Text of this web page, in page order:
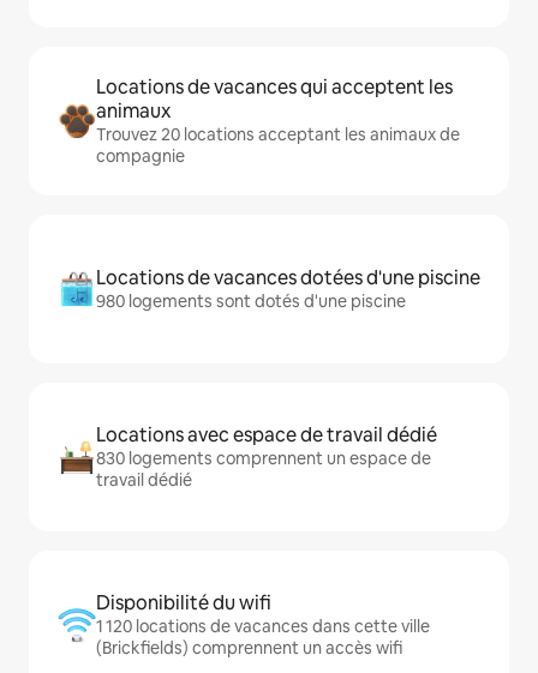
Locations de vacances qui acceptent les
animaux
Trouvez 20 locations acceptant les animaux de
compagnie
Locations de vacances dotées d'une piscine
980 logements sont dotés d'une piscine
Locations avec espace de travail dédié
830 logements comprennent un espace de
travail dédié
Disponibilité du wifi
1 120 locations de vacances dans cette ville
(Brickfields) comprennent un accès wifi